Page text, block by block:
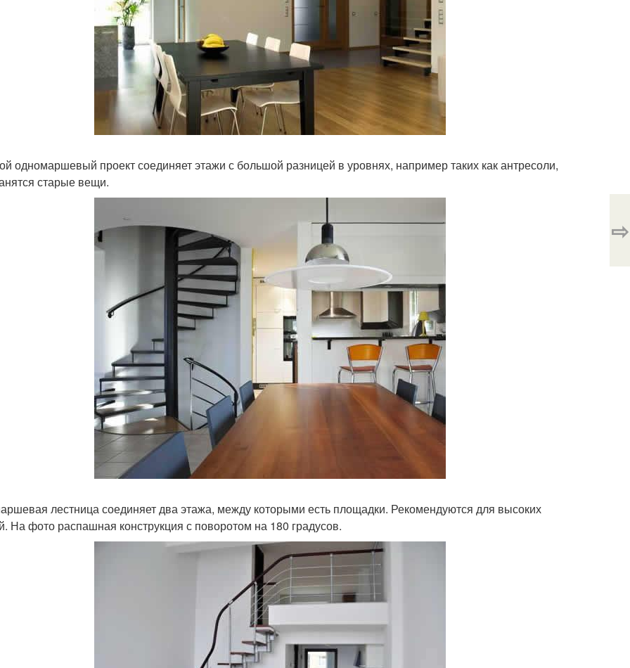
одномаршевый проект соединяет этажи с большой разницей в уровнях, например таких как антресоли,
старые вещи.
лестница соединяет два этажа, между которыми есть площадки. Рекомендуются для высоких
На фото распашная конструкция с поворотом на 180 градусов.
⇨